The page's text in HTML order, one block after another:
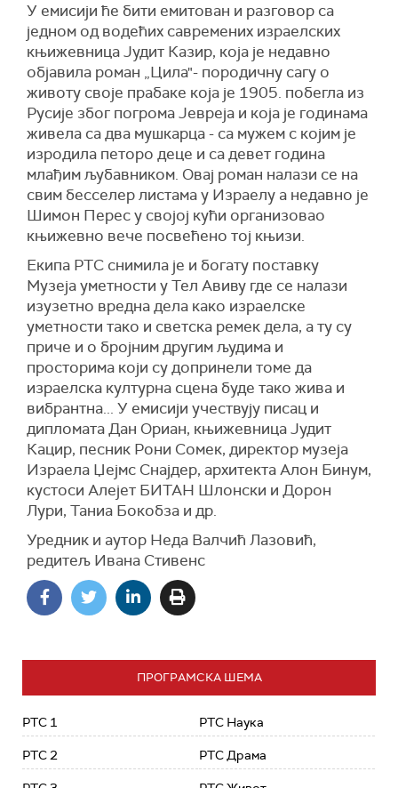
У емисији ће бити емитован и разговор са
једном од водећих савремених израелских
књижевница Јудит Казир, која је недавно
објавила роман „Цила"- породичну сагу о
животу своје прабаке која је 1905. побегла из
Русије због погрома Јевреја и која је годинама
живела са два мушкарца - са мужем с којим је
изродила петоро деце и са девет година
млађим љубавником. Овај роман налази се на
свим бесселер листама у Израелу а недавно је
Шимон Перес у својој кући организовао
књижевно вече посвећено тој књизи.
Екипа РТС снимила је и богату поставку
Музеја уметности у Тел Авиву где се налази
изузетно вредна дела како израелске
уметности тако и светска ремек дела, а ту су
приче и о бројним другим људима и
просторима који су допринели томе да
израелска културна сцена буде тако жива и
вибрантна... У емисији учествују писац и
дипломата Дан Ориан, књижевница Јудит
Кацир, песник Рони Сомек, директор музеја
Израела Џејмс Снајдер, архитекта Алон Бинум,
кустоси Алејет БИТАН Шлонски и Дорон
Лури, Таниа Бокобза и др.
Уредник и аутор Неда Валчић Лазовић,
редитељ Ивана Стивенс
ПРОГРАМСКА ШЕМА
РТС 1
РТС 2
РТС Наука
РТС Драма